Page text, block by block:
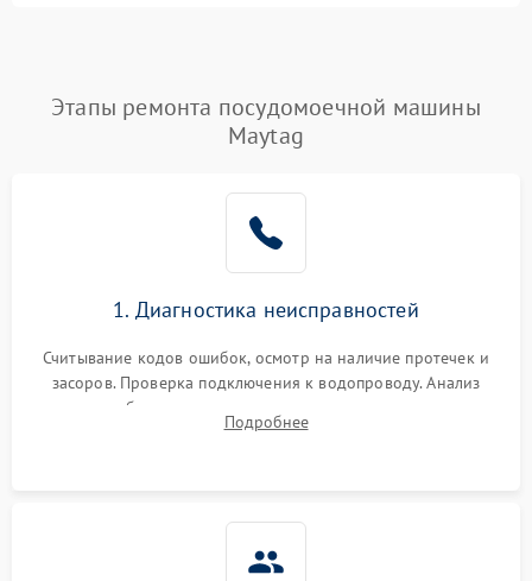
Этапы ремонта посудомоечной машины
Maytag
1. Диагностика неисправностей
Считывание кодов ошибок, осмотр на наличие протечек и
засоров. Проверка подключения к водопроводу. Анализ
жалоб на отсутствие слива, нагрева, вращения
разбрызгивателей или срабатывание системы защиты
Подробнее